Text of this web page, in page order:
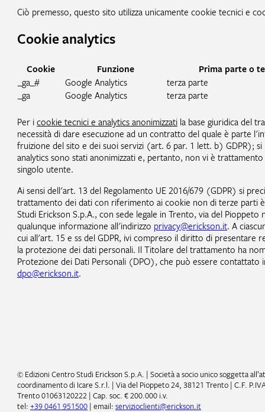
Ciò premesso, questo sito utilizza unicamente cookie tecnici e
Cookie analytics
Cookie Funzione Prima parte o
_ga_# Google Analytics
terza parte
_ga
Google Analytics terza parte
Per i cookie tecnici e analytics anonimizzati la base giuridica del
necessità di dare esecuzione ad un contratto del quale è parte
fruizione del sito e dei suoi servizi (art. 6 par. 1 lett. b) GDPR);
analytics sono stati anonimizzati e, pertanto, non vi è
singolo utente.
Ai sensi dell'art. 13 del Regolamento UE 2016/679 (GDPR) si
trattamento dei dati con riferimento ai cookie non di terze parti
Studi Erickson S.p.A., con sede legale in Trento, via del
qualunque informazione all'indirizzo privacy@erickson.it. A
cui all'art. 15 e ss del GDPR, ivi compreso il diritto di presentare
la protezione dei dati personali. Il Titolare del trattamento ha
Protezione dei Dati Personali (DPO), che può essere contattato
dpo@erickson.it.
© Edizioni Centro Studi Erickson S.p.A. | Società a socio unico soggetta
coordinamento di Icare S.r.l. | Via del Pioppeto 24, 38121 Trento | C.F.
Trento 01063120222 | Cap. soc. € 200.000 i.v.
tel: +39 0461 951500 | email: servizioclienti@erickson.it